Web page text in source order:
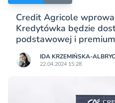
Credit Agricole
Kredytówka będzie
podstawowej i premium
IDA KRZEMIŃSKA-
22.04.2024 15:28